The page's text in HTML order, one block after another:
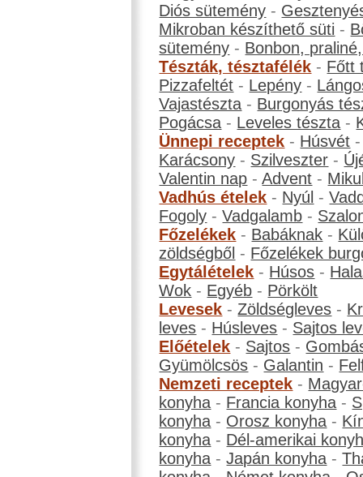
Diós sütemény -
Mikroban készíthető süti -
sütemény - Bonbon,
Tészták, tésztafélék - Főtt
Pizzafeltét - Lepény -
Vajastészta - Burgonyás
Pogácsa - Leveles tészta -
Ünnepi receptek - Húsvét
Karácsony - Szilveszter -
Valentin nap -Advent -
Vadhús ételek - Nyúl -
Fogoly -Vadgalamb -
Főzelékek - Babáknak -
zöldségből - Főzelékek
Egytálételek - Húsos -
Wok - Egyéb - Pörkölt
Levesek -Zöldségleves -
leves - Húsleves - Sajtos
Előételek - Sajtos -
Gyümölcsös - Galantin -
Nemzeti receptek -
konyha - Francia konyha -
konyha - Orosz konyha -
konyha - Dél-amerikai
konyha -Japán konyha -